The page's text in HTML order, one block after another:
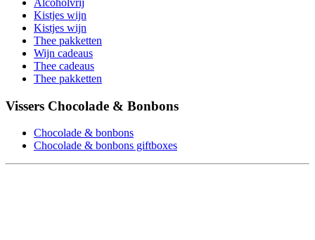
Alcoholvrij
Kistjes wijn
Kistjes wijn
Thee pakketten
Wijn cadeaus
Thee cadeaus
Thee pakketten
Vissers Chocolade & Bonbons
Chocolade & bonbons
Chocolade & bonbons giftboxes